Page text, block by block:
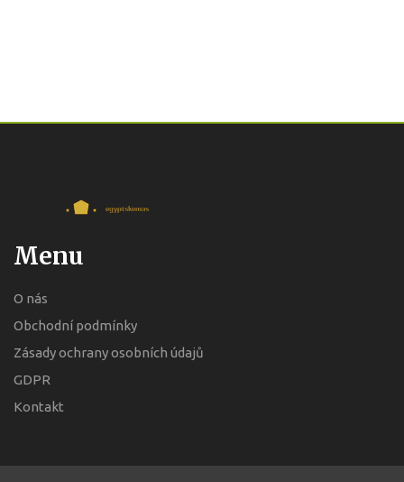
Menu
O nás
Obchodní podmínky
Zásady ochrany osobních údajů
GDPR
Kontakt